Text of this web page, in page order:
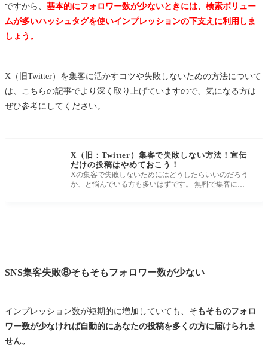
ですから、 基本的にフォロワー数が少ないときには、検索ボリュー
ムが多いハッシュタグを使いインプレッションの下支えに利用しま
しょう。
X（旧Twitter）を集客に活かすコツや失敗しないための方法について
は、こちらの記事でより深く取り上げていますので、気になる方は
ぜひ参考にしてください。
X（旧：Twitter）集客で失敗しない方法！宣伝
だけの投稿はやめておこう！
Xの集客で失敗しないためにはどうしたらいいのだろう
か、と悩んでいる方も多いはずです。 無料で集客に使
SNS集客失敗⑧そもそもフォロワー数が少ない
インプレッション数が短期的に増加していても、そもそものフォロ
ワー数が少なければ自動的にあなたの投稿を多くの方に届けられま
せん。